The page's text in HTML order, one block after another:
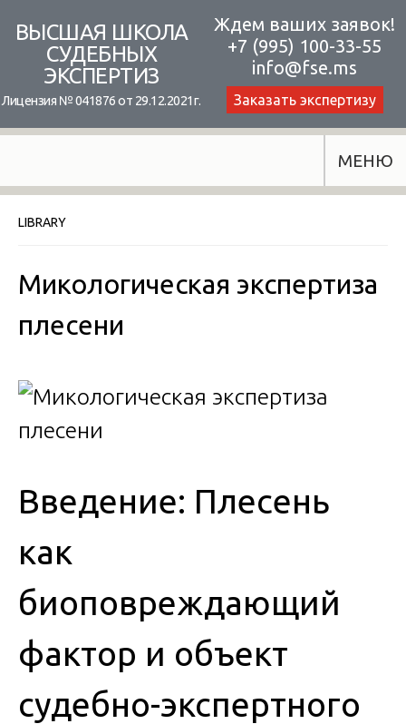
content
ВЫСШАЯ ШКОЛА
СУДЕБНЫХ
ЭКСПЕРТИЗ
Лицензия № 041876 от 29.12.2021г.
Ждем ваших заявок!
+7 (995) 100-33-55
info@fse.ms
Заказать экспертизу
МЕНЮ
LIBRARY
Микологическая экспертиза
плесени
Введение: Плесень
как
биоповреждающий
фактор и объект
судебно-экспертного